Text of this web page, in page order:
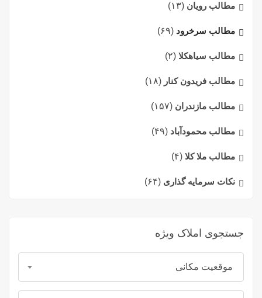
مطالب رویان (۱۳)
مطالب سرخرود (۶۹)
مطالب سیاهکلا (۲)
مطالب فریدون کنار (۱۸)
مطالب مازندران (۱۵۷)
مطالب محمودآباد (۴۹)
مطالب ملا کلا (۴)
نکات سرمایه گذاری (۶۴)
جستجوی املاک ویژه
موقعیت مکانی